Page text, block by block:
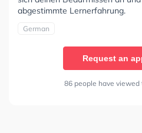
abgestimmte Lernerfahrung.
German
Request an
86 people have viewed